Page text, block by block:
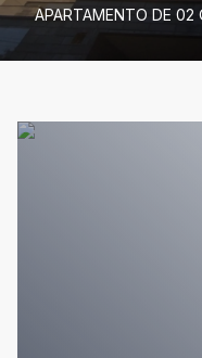
APARTAMENTO DE 02